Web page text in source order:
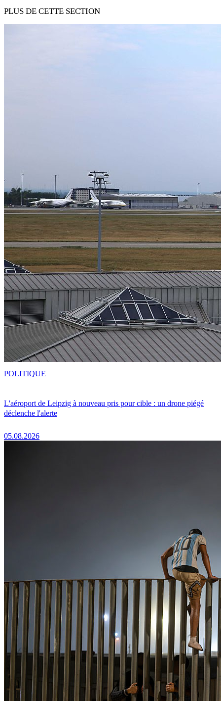
PLUS DE CETTE SECTION
L'aéroport de Leipzig à nouveau pris pour cible : un drone piégé
déclenche l'alerte
05.08.2026
POLITIQUE